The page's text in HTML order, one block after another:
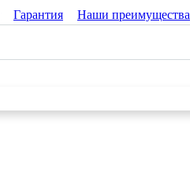
Гарантия Наши преимущества